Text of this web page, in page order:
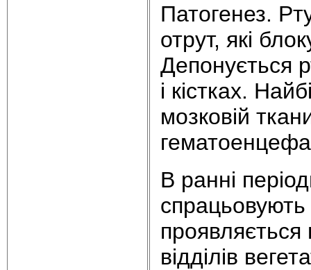
Патогенез.
отрут, які
Депонується
і кістках.
мозковій
В ранні
відділів